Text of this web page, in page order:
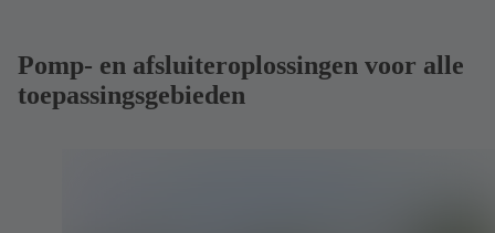
Pomp- en afsluiteroplossingen voor alle
toepassingsgebieden